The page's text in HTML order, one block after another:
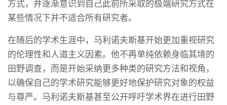
方式，并逐渐意识到自己此前所采取的极端研究方式在
某些情况下并不适合所有研究者。
在随后的学术生涯中，马利诺夫斯基开始更加重视研究
的伦理性和人道主义因素。他不再单纯依赖身临其境的
田野调查，而是开始采纳更多种类的研究方法和视角，
以确保自己的学术研究能够更好地保护研究对象的权益
与尊严。马利诺夫斯基甚至公开呼吁学术界在进行田野